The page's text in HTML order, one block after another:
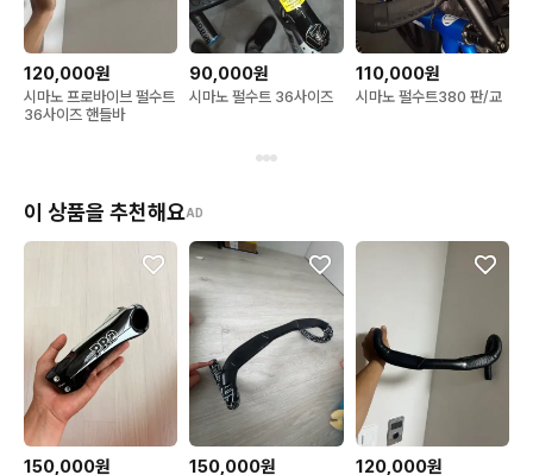
120,000원
시마노 프로바이브 펄수트
36사이즈 핸들바
90,000원
시마노 펄수트 36사이즈
110,000원
시마노 펄수트380 판/교
이 상품을 추천해요AD
150,000원 150,000원 120,000원